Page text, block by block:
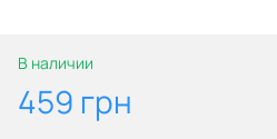
В наличии
459 грн